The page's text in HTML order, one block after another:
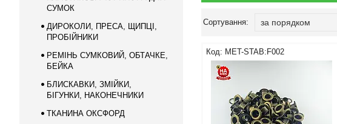
MET-STAB:F002
СУМОК
ДИРОКОЛИ, ПРЕСА, ЩИПЦІ,
ПРОБІЙНИКИ
РЕМІНЬ СУМКОВИЙ, ОБТАЧКЕ,
БЕЙКА
БЛИСКАВКИ, ЗМІЙКИ,
БІГУНКИ, НАКОНЕЧНИКИ
ТКАНИНА ОКСФОРД